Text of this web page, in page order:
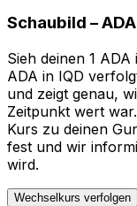
Schaubild –
Sieh deinen 1
ADA in IQD
und zeigt genau,
Zeitpunkt wert
Kurs zu deinen
fest und wir
wird.
Wechselkurs verfolgen